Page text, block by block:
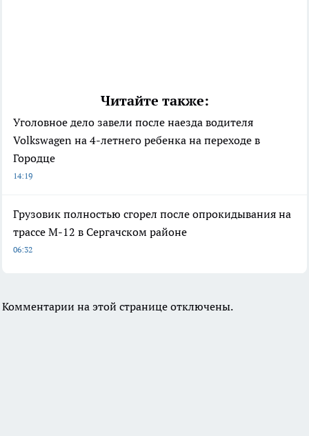
Читайте также:
Уголовное дело завели после наезда водителя
Volkswagen на 4-летнего ребенка на переходе в
Городце
14:19
Грузовик полностью сгорел после опрокидывания на
трассе М-12 в Сергачском районе
06:32
Комментарии на этой странице отключены.